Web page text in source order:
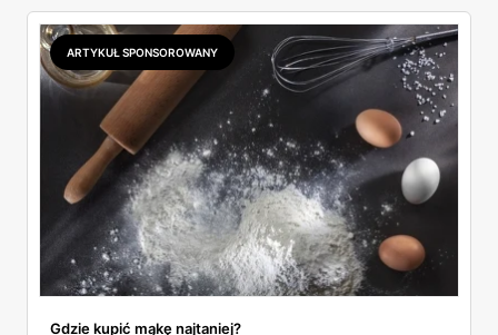
ARTYKUŁ SPONSOROWANY
Gdzie kupić mąkę najtaniej?